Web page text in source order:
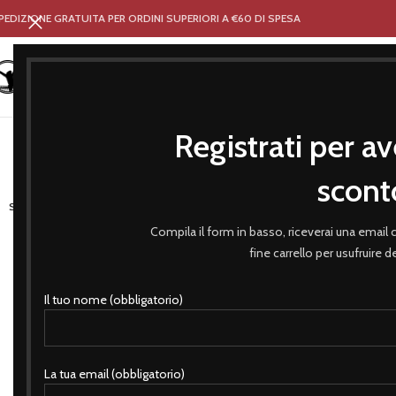
Registrati per
Compila il form in basso, riceverai una
fine carrello per usufruire
Il tuo nome (obbligatorio)
La tua email (obbligatorio)
GRATUITA PER ORDINI SUPERIORI A €60 DI SPESA
HOMENEGOZIO
SOLD OUT